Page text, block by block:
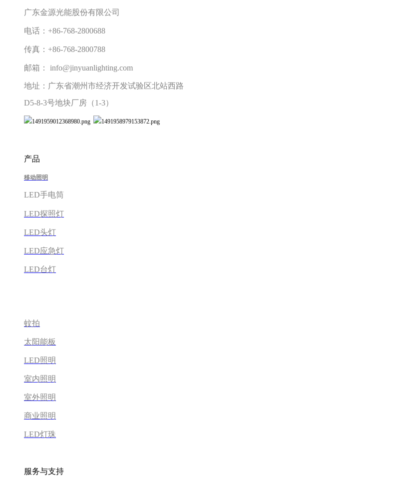
广东金源光能股份有限公司
电话：+86-768-2800688
传真：+86-768-2800788
邮箱： info@jinyuanlighting.com
地址：广东省潮州市经济开发试验区北站西路
D5-8-3号地块厂房（1-3）
产品
移动照明
LED手电筒
LED探照灯
LED头灯
LED应急灯
LED台灯
蚊拍
太阳能板
LED照明
室内照明
室外照明
商业照明
LED灯珠
服务与支持